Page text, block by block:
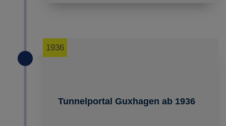
Tunnelportal Guxhagen ab 1936
1936